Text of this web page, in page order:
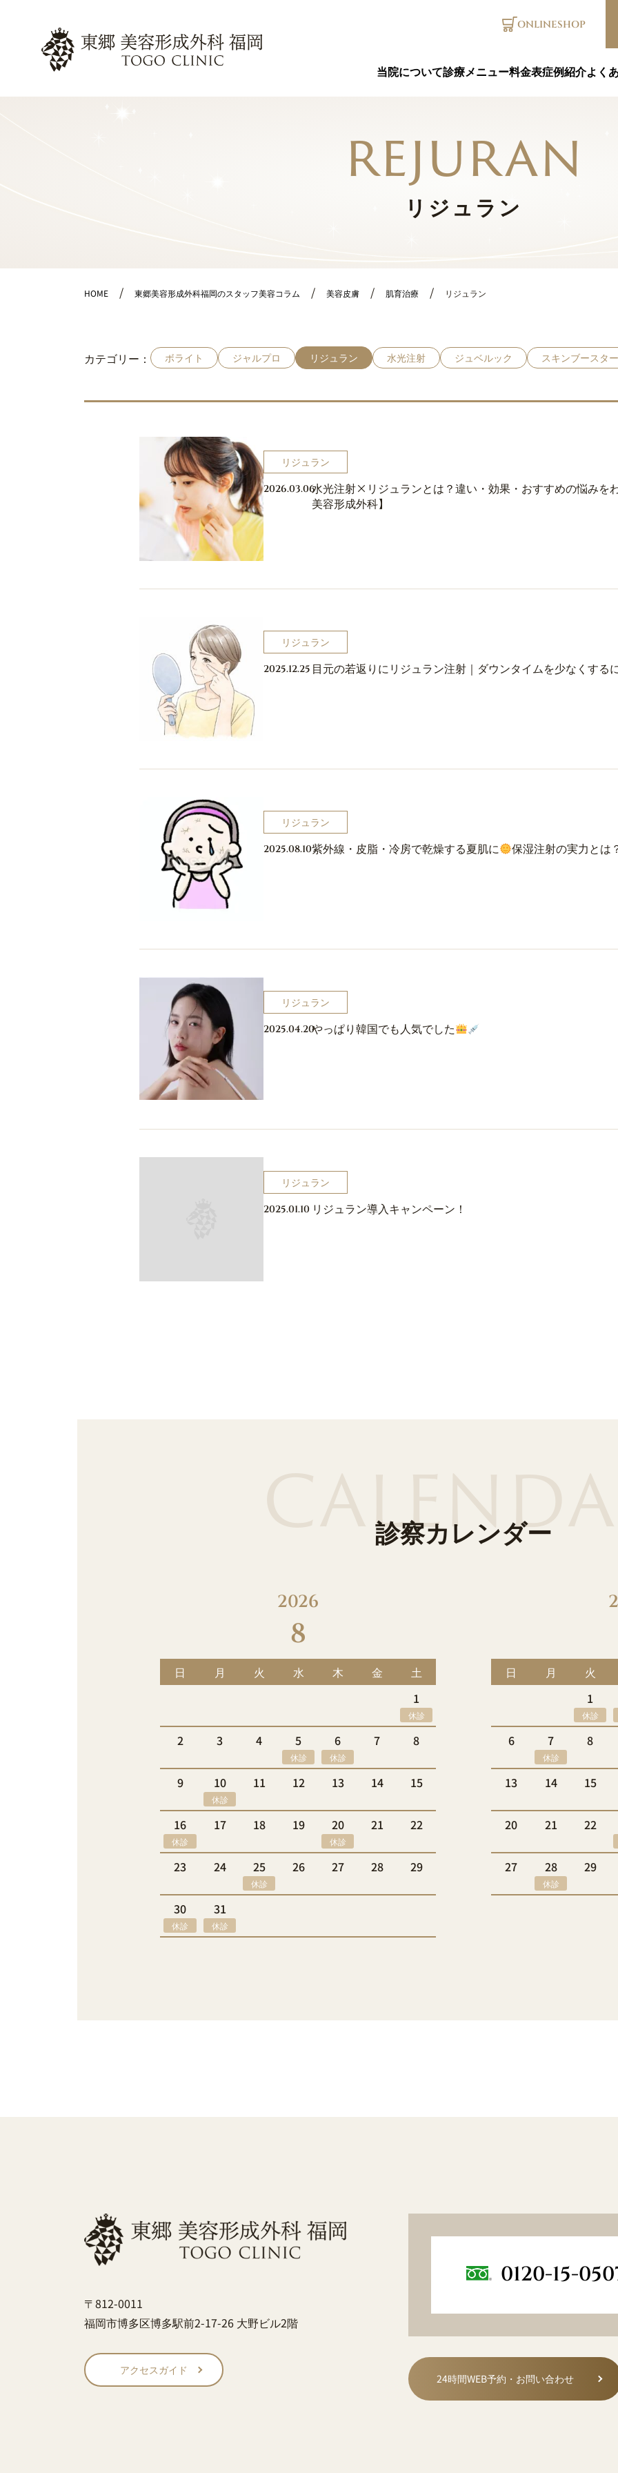
ONLINESHOP
当院について診療メニュー料金表症例紹介よく
rejuran
リジュラン
HOME 東郷美容形成外科福岡のスタッフ美容コラム 美容皮膚 肌育治療 リジュラン
カテゴリー： ボライト ジャルプロ リジュラン 水光注射 ジュベルック スキンブースター
リジュラン
2026.03.06水光注射×リジュランとは？違い・効果・おすすめの悩みを
美容形成外科】
リジュラン
2025.12.25 目元の若返りにリジュラン注射｜ダウンタイムを少なくする
リジュラン
2025.08.10紫外線・皮脂・冷房で乾燥する夏肌に 保湿注射の実力とは
リジュラン
2025.04.20やっぱり韓国でも人気でした
リジュラン
2025.01.10 リジュラン導入キャンペーン！
診察カレンダー
2026
8
日 月 火 水 木 金
土
1
休診
2 3 4 5
休診
6
休診
7 8
9 10
休診
11 12 13 14 15
16
休診
17 18 19 20
休診
21 22
23 24 25
休診
26 27 28 29
30
休診
31
休診
日 月
火
1
休診
6 7
休診
8
13 14 15
20 21 22
27 28
休診
29
〒812-0011
福岡市博多区博多駅前2-17-26 大野ビル2階
アクセスガイド
0120-15-
24時間WEB予約・お問い合わせ